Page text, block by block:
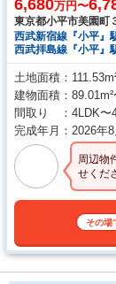
6,680万円〜
東京都小平市美園町
西武新宿線『小平』
西武拝島線『小平』
土地面積
建物面積
間取り
4LDK〜
完成年月
2026年8
周辺物
せくだ
その場